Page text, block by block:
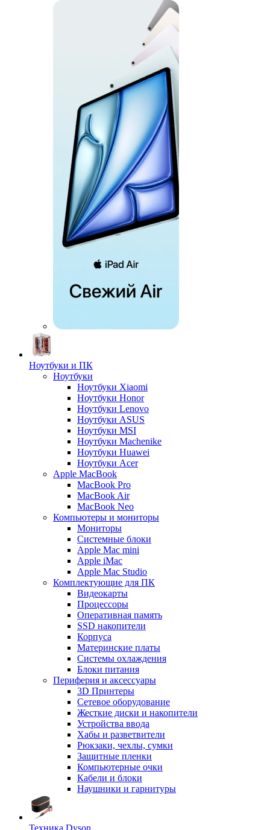
Ноутбуки и ПК
Ноутбуки
Ноутбуки Xiaomi
Ноутбуки Honor
Ноутбуки Lenovo
Ноутбуки ASUS
Ноутбуки MSI
Ноутбуки Machenike
Ноутбуки Huawei
Ноутбуки Acer
Apple MacBook
MacBook Pro
MacBook Air
MacBook Neo
Компьютеры и мониторы
Мониторы
Системные блоки
Apple Mac mini
Apple iMac
Apple Mac Studio
Комплектующие для ПК
Видеокарты
Процессоры
Оперативная память
SSD накопители
Корпуса
Материнские платы
Системы охлаждения
Блоки питания
Периферия и аксессуары
3D Принтеры
Сетевое оборудование
Жесткие диски и накопители
Устройства ввода
Хабы и разветвители
Рюкзаки, чехлы, сумки
Защитные пленки
Компьютерные очки
Кабели и блоки
Наушники и гарнитуры
Техника Dyson